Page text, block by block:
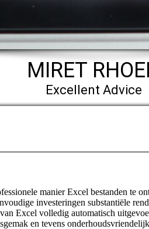
MIRET
Excellent Advice
manier Excel bestanden te
investeringen substantiële
Excel volledig automatisch
en tevens